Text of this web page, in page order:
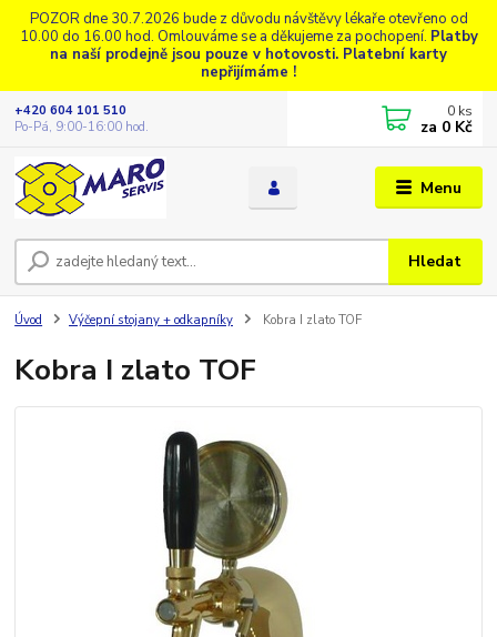
POZOR dne 30.7.2026 bude z důvodu návštěvy lékaře otevřeno od
10.00 do 16.00 hod. Omlouváme se a děkujeme za pochopení. Platby
na naší prodejně jsou pouze v hotovosti. Platební karty
nepřijímáme !
Menu
Hledat
+420 604 101 510
Po-Pá, 9:00-16:00 hod.
0 ks
za 0 Kč
Úvod Výčepní stojany + odkapníky Kobra I zlato TOF
Kobra I zlato TOF